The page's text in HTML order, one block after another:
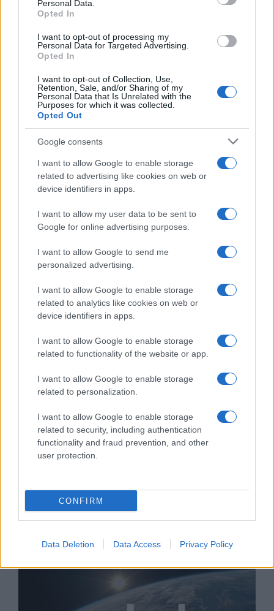
Personal Data.
Opted In
I want to opt-out of processing my
Personal Data for Targeted Advertising.
Opted In
I want to opt-out of Collection, Use,
Retention, Sale, and/or Sharing of my
Personal Data that Is Unrelated with the
Purposes for which it was collected.
Opted Out
Google consents
I want to allow Google to enable storage
related to advertising like cookies on web or
device identifiers in apps.
I want to allow my user data to be sent to
Google for online advertising purposes.
I want to allow Google to send me
personalized advertising.
I want to allow Google to enable storage
related to analytics like cookies on web or
device identifiers in apps.
I want to allow Google to enable storage
related to functionality of the website or app.
I want to allow Google to enable storage
related to personalization.
I want to allow Google to enable storage
related to security, including authentication
functionality and fraud prevention, and other
user protection.
CONFIRM
Data Deletion Data Access Privacy Policy
tanár
2019. november 25.
Megvan az első nő, aki pilótaként
ülhetett versenyautóba Szaúd-
Arábiában
2019. november 25.
a világsztár focista
2019. november 25.